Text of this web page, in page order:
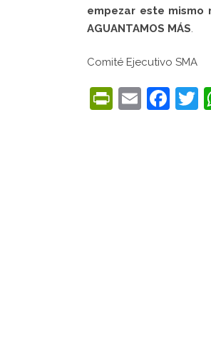
empezar este mismo
AGUANTAMOS MÁS
Comité Ejecutivo SMA
Email